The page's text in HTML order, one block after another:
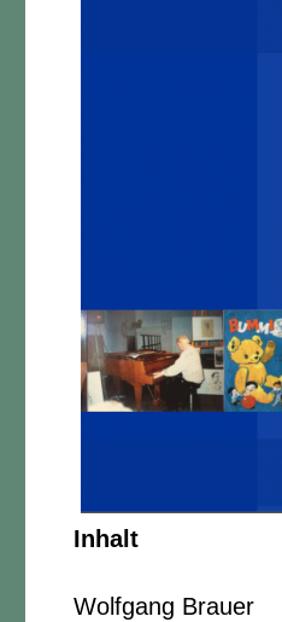
Inhalt
Wolfgang Brauer